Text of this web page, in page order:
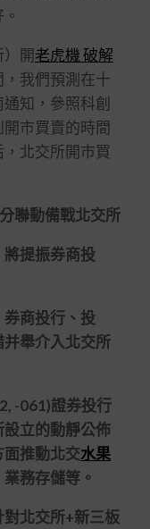
開老虎機 破解
我們預測在十
知，參照科創
市買賣的時間
北交所開市買
聯動備戰北交所
提振券商投
商投行、投
舉介入北交所
-061)證券投行
立的動靜公佈
推動北交水果
務存儲等。
北交所+新三板